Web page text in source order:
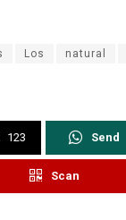
Los natural
123 Send
Scan